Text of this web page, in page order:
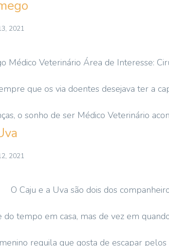
2021
Médico Veterinário Área de Interesse:
que os via doentes desejava ter a
o sonho de ser Médico Veterinário
2021
Caju e a Uva são dois dos
do tempo em casa, mas de vez em
reguila que gosta de escapar pelos